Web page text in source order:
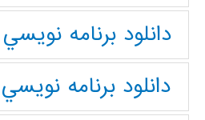
دانلود برنامه نويسي Matlab
دانلود برنامه